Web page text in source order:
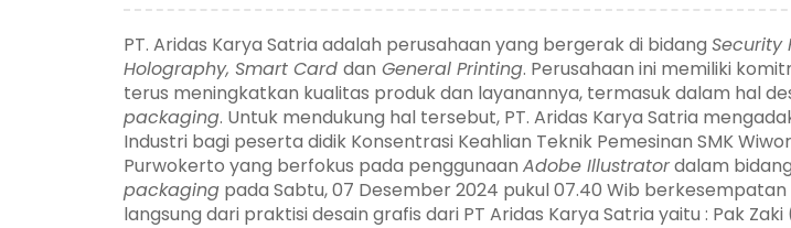
PT. Aridas Karya Satria adalah perusahaan yang bergerak di bidang Security
Holography, Smart Card dan General Printing. Perusahaan ini memiliki
terus meningkatkan kualitas produk dan layanannya, termasuk dalam hal
packaging. Untuk mendukung hal tersebut, PT. Aridas Karya Satria
Industri bagi peserta didik Konsentrasi Keahlian Teknik Pemesinan SMK
Purwokerto yang berfokus pada penggunaan Adobe Illustratordalam
packaging pada Sabtu, 07 Desember 2024 pukul 07.40 Wib
langsung dari praktisi desain grafis dari PT Aridas Karya Satria yaitu : Pak Zaki